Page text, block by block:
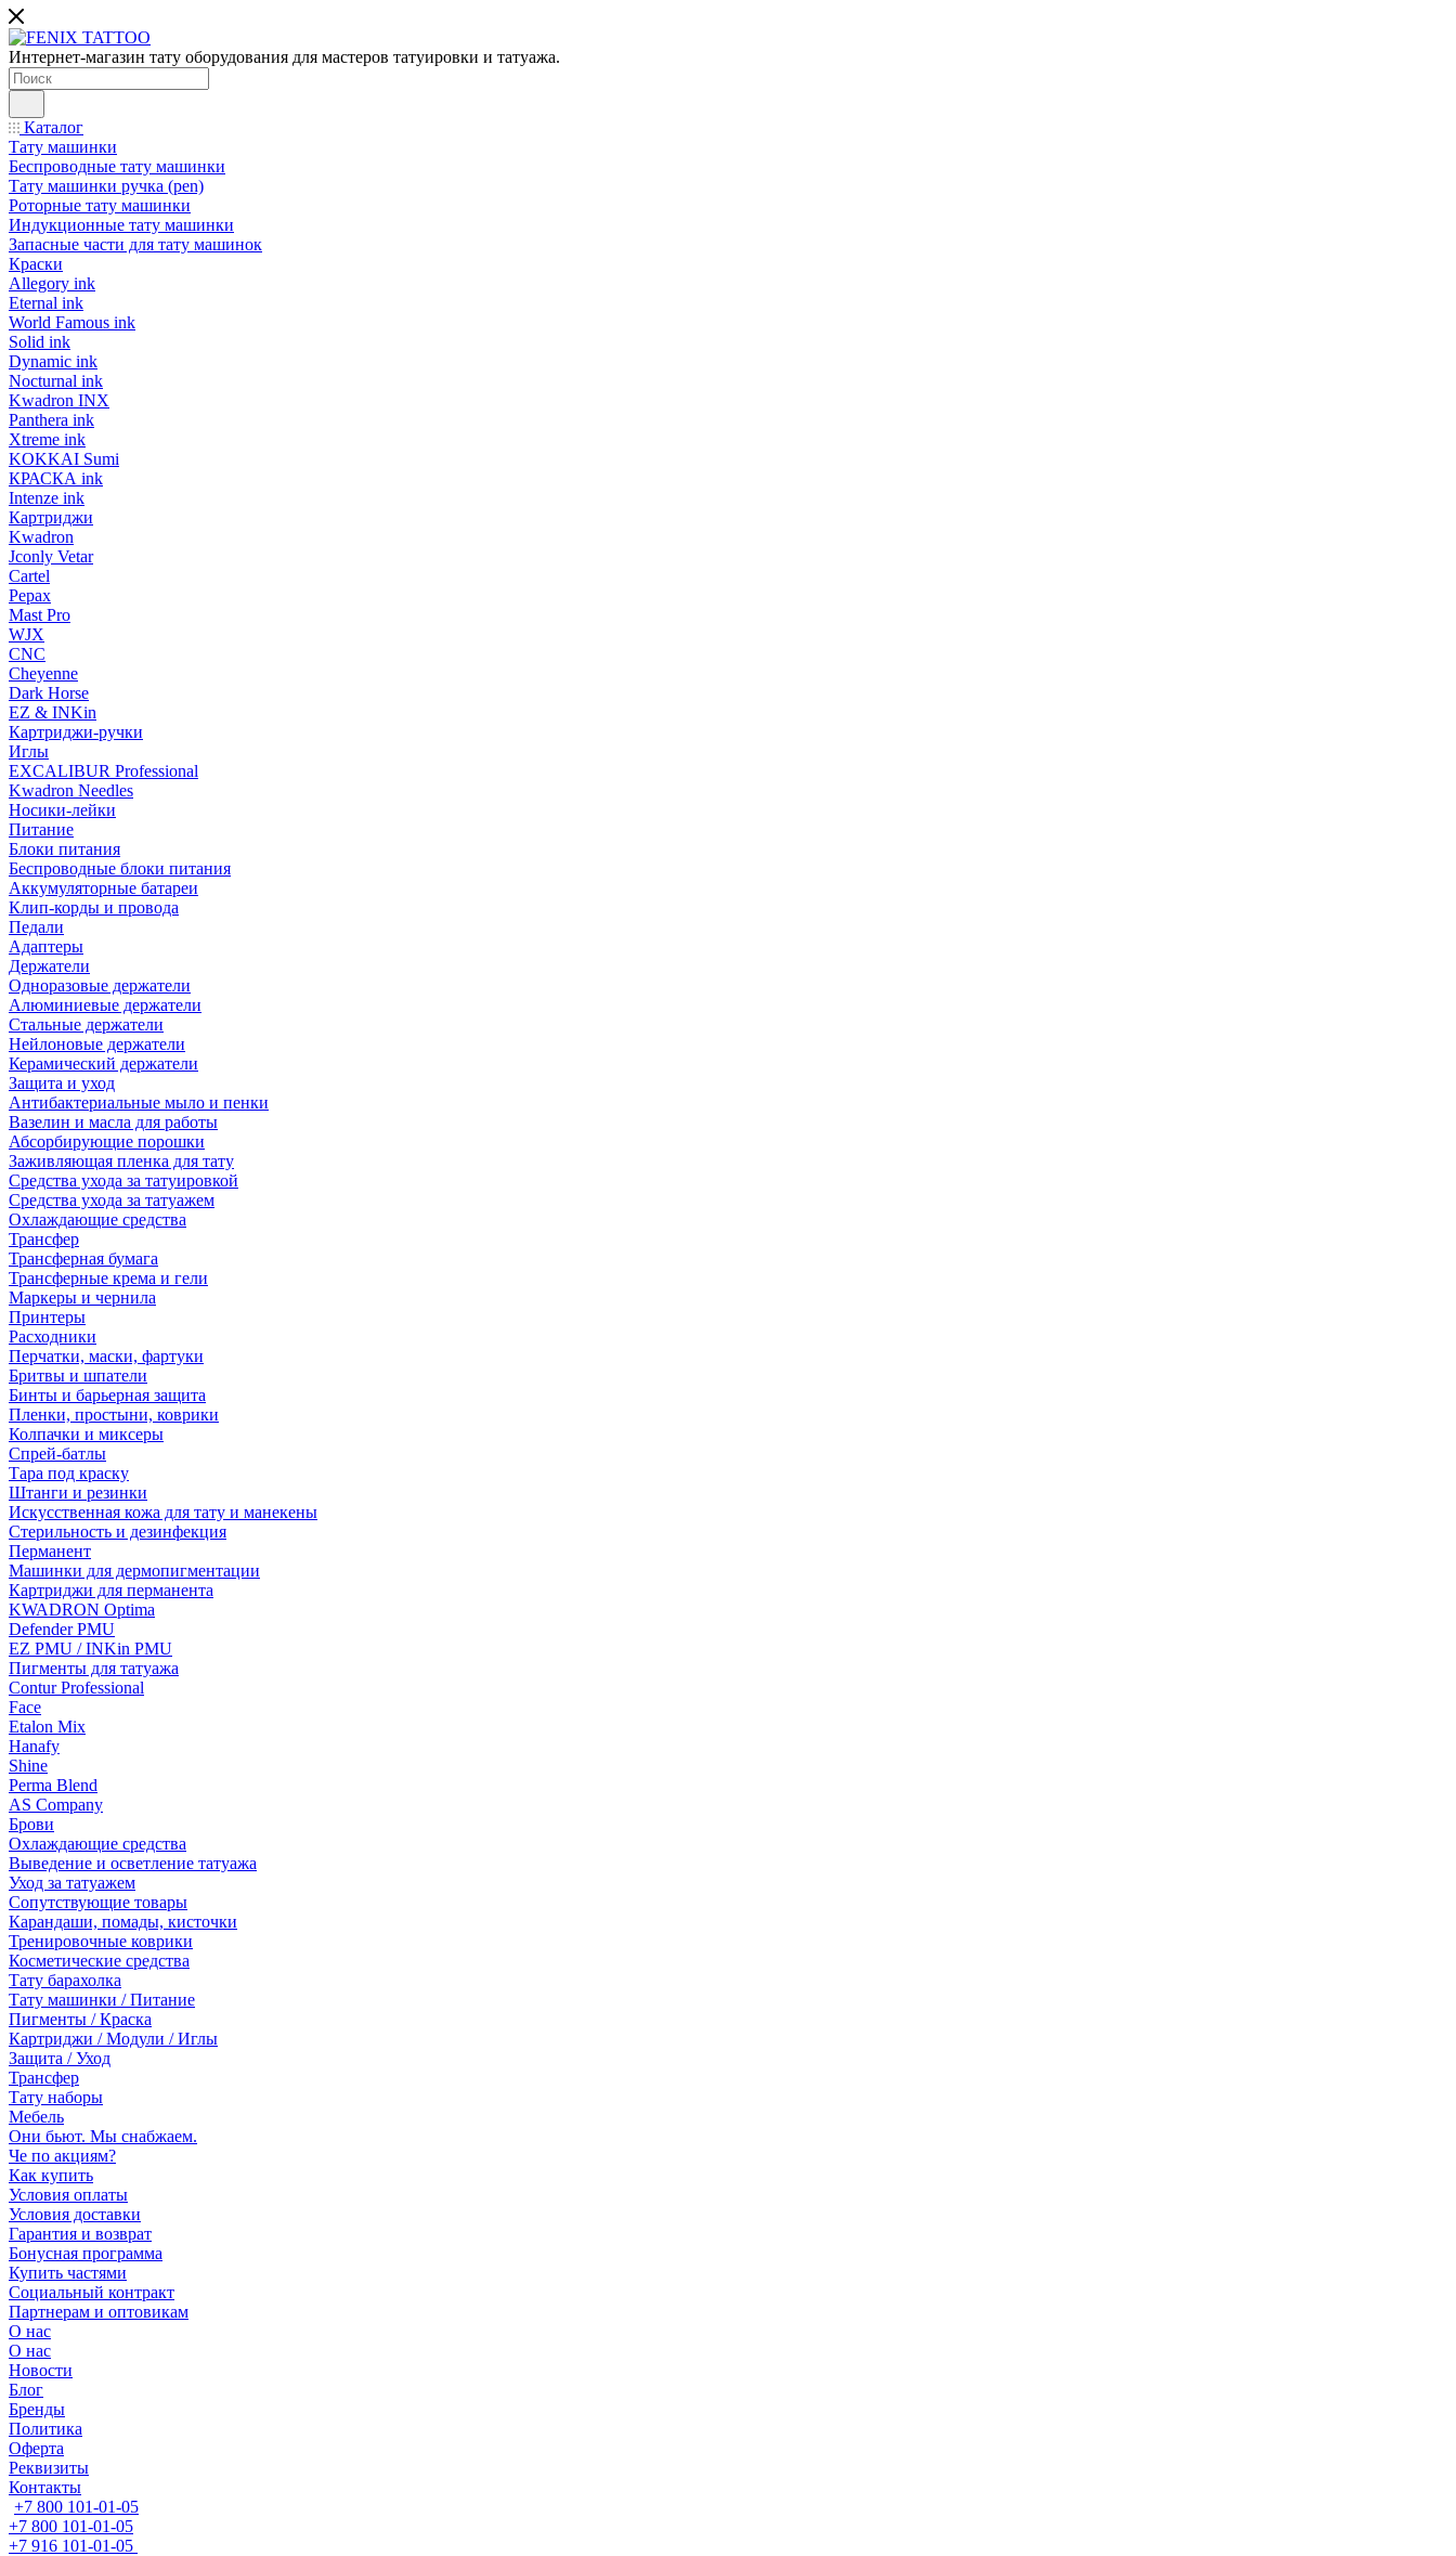
Интернет-магазин тату оборудования для мастеров татуировки и татуажа.
Каталог
Тату машинки
Беспроводные тату машинки
Тату машинки ручка (pen)
Роторные тату машинки
Индукционные тату машинки
Запасные части для тату машинок
Краски
Allegory ink
Eternal ink
World Famous ink
Solid ink
Dynamic ink
Nocturnal ink
Kwadron INX
Panthera ink
Xtreme ink
KOKKAI Sumi
КРАСКА ink
Intenze ink
Картриджи
Kwadron
Jconly Vetar
Cartel
Pepax
Mast Pro
WJX
CNC
Cheyenne
Dark Horse
EZ & INKin
Картриджи-ручки
Иглы
EXCALIBUR Professional
Kwadron Needles
Носики-лейки
Питание
Блоки питания
Беспроводные блоки питания
Аккумуляторные батареи
Клип-корды и провода
Педали
Адаптеры
Держатели
Одноразовые держатели
Алюминиевые держатели
Стальные держатели
Нейлоновые держатели
Керамический держатели
Защита и уход
Антибактериальные мыло и пенки
Вазелин и масла для работы
Абсорбирующие порошки
Заживляющая пленка для тату
Средства ухода за татуировкой
Средства ухода за татуажем
Охлаждающие средства
Трансфер
Трансферная бумага
Трансферные крема и гели
Маркеры и чернила
Принтеры
Расходники
Перчатки, маски, фартуки
Бритвы и шпатели
Бинты и барьерная защита
Пленки, простыни, коврики
Колпачки и миксеры
Спрей-батлы
Тара под краску
Штанги и резинки
Искусственная кожа для тату и манекены
Стерильность и дезинфекция
Перманент
Машинки для дермопигментации
Картриджи для перманента
KWADRON Optima
Defender PMU
EZ PMU / INKin PMU
Пигменты для татуажа
Contur Professional
Face
Etalon Mix
Hanafy
Shine
Perma Blend
AS Company
Брови
Охлаждающие средства
Выведение и осветление татуажа
Уход за татуажем
Сопутствующие товары
Карандаши, помады, кисточки
Тренировочные коврики
Косметические средства
Тату барахолка
Тату машинки / Питание
Пигменты / Краска
Картриджи / Модули / Иглы
Защита / Уход
Трансфер
Тату наборы
Мебель
Они бьют. Мы снабжаем.
Че по акциям?
Как купить
Условия оплаты
Условия доставки
Гарантия и возврат
Бонусная программа
Купить частями
Социальный контракт
Партнерам и оптовикам
О нас
О нас
Новости
Блог
Бренды
Политика
Оферта
Реквизиты
Контакты
+7 800 101-01-05
+7 800 101-01-05
+7 916 101-01-05